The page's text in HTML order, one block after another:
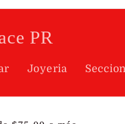
PR
Joyeria